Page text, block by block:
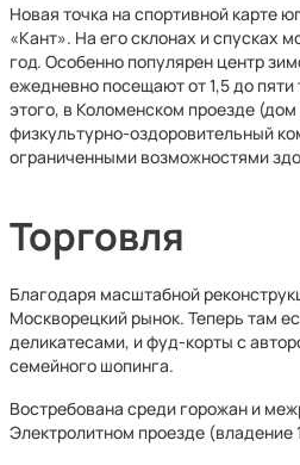
Новая точка на спортивной карте
«Кант». На его склонах и спусках
год. Особенно популярен центр
ежедневно посещают от 1,5 до
этого, в Коломенском проезде (дом
физкультурно-оздоровительный
ограниченными возможностями
Торговля
Благодаря масштабной
Москворецкий рынок. Теперь там
деликатесами, и фуд-корты с
семейного шопинга.
Востребована среди горожан и
Электролитном проезде (владение